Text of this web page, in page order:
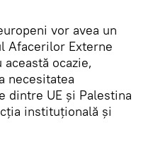
vor avea un
Afacerilor Externe
ocazie,
necesitatea
dintre UE şi Palestina
instituţională şi